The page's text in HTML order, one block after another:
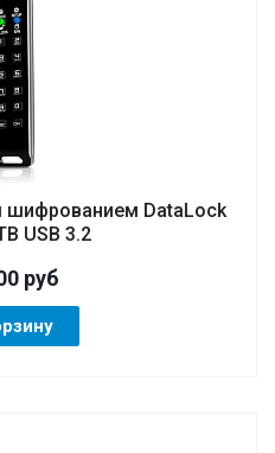
DataLock
USB 3.2
руб